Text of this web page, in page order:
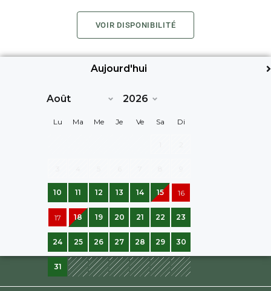
VOIR DISPONIBILITÉ
Aujourd'hui
Lu Ma Me Je Ve Sa Di
10 11 12 13 14 15 16
17 18 19 20 21 22 23
24 25 26 27 28 29 30
31